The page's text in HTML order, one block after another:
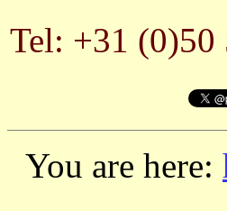
Tel: +31
You are here: